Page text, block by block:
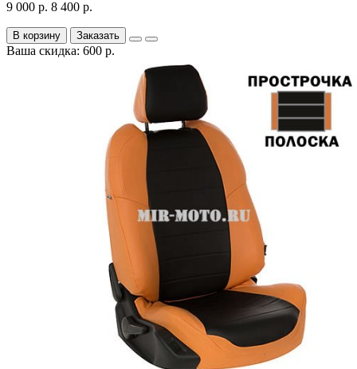
9 000 р. 8 400 р.
В корзину Заказать
Ваша скидка: 600 р.